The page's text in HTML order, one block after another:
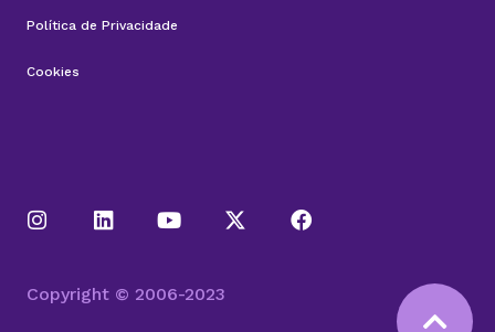
Política de Privacidade
Cookies
Copyright © 2006-2023